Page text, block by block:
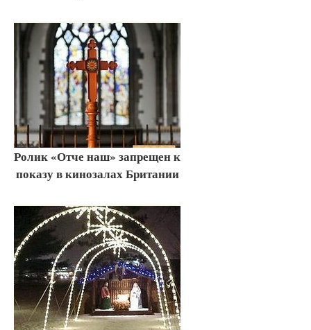
Ролик «Отче наш» запрещен к
показу в кинозалах Британии